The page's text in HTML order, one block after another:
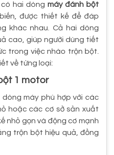
hai dòng máy đánh bột
được thiết kế để đáp
khác nhau. Cả hai dòng
cao, giúp người dùng tiết
trong việc nhào trộn bột.
về từng loại:
1 motor
máy phù hợp với các
hoặc các cơ sở sản xuất
nhỏ gọn và động cơ mạnh
trộn bột hiệu quả, đồng